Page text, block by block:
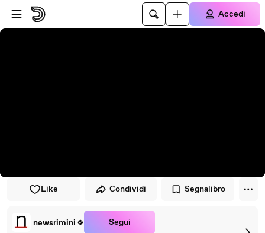
Vai al lettore
Passa al contenuto principale
Accedi
Like Condividi Segnalibro
newsrimini Segui